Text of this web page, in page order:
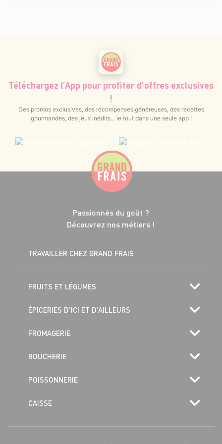
Téléchargez l’App pour profiter d’offres exclusives
!
Des promos exclusives, des récompenses généreuses, des recettes
gourmandes, des jeux inédits... le tout dans une seule app !
Passionnés du goût ?
Découvrez nos métiers !
TRAVAILLER CHEZ GRAND FRAIS
FRUITS ET LÉGUMES
ÉPICERIES D’ICI ET D’AILLEURS
FROMAGERIE
BOUCHERIE
POISSONNERIE
CAISSE